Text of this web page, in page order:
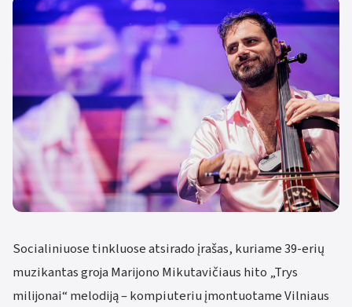
Socialiniuose tinkluose atsirado įrašas, kuriame 39-erių
muzikantas groja Marijono Mikutavičiaus hito „Trys
milijonai“ melodiją – kompiuteriu įmontuotame Vilniaus